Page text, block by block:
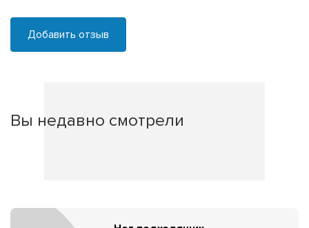
Добавить отзыв
Вы недавно смотрели